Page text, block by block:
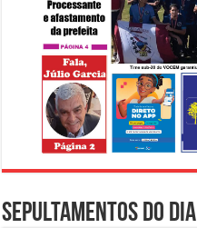
Sepultamentos do dia